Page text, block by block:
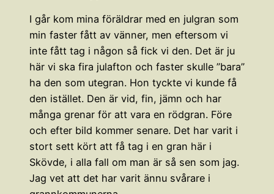
I går kom mina föräldrar med en julgran som
min faster fått av vänner, men eftersom vi
inte fått tag i någon så fick vi den. Det är ju
här vi ska fira julafton och faster skulle ”bara”
ha den som utegran. Hon tyckte vi kunde få
den istället. Den är vid, fin, jämn och har
många grenar för att vara en rödgran. Före
och efter bild kommer senare. Det har varit i
stort sett kört att få tag i en gran här i
Skövde, i alla fall om man är så sen som jag.
Jag vet att det har varit ännu svårare i